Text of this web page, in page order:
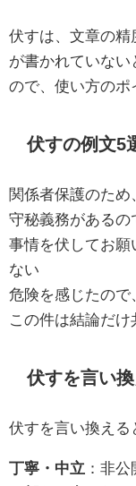
伏すは、文章の精
が書かれていない
ので、使い方のポ
伏すの例文5
関係者保護のため
守秘義務があるの
事情を伏してお願
ない
危険を感じたので
この件は結論だけ
伏すを言い
伏すを言い換える
丁寧・中立 ：非